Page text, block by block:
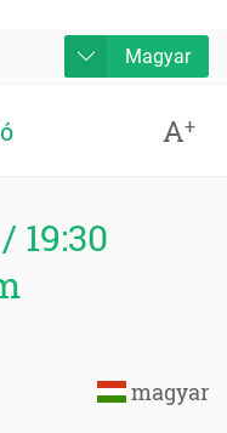
Magyar
A+
19:30
magyar